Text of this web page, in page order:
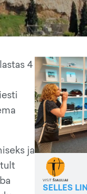
4
ja
SELLES